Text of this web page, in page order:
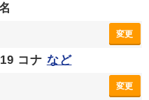
変更
コナ など
変更